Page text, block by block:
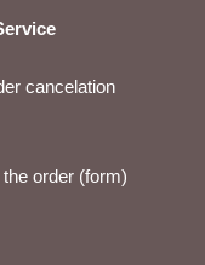
cancelation
order (form)